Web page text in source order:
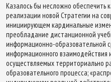
Казалось бы несложно обеспечить
реализации новой Стратегии на
инициирующем кардинальные
преобладание дистанционной
информационно-образовательной
информационного
осуществляемых территориально
образовательного процесса;